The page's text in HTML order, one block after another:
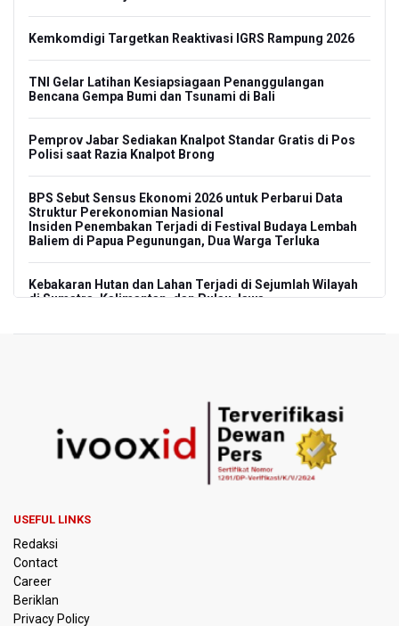
Kemkomdigi Targetkan Reaktivasi IGRS Rampung 2026
TNI Gelar Latihan Kesiapsiagaan Penanggulangan
Bencana Gempa Bumi dan Tsunami di Bali
Pemprov Jabar Sediakan Knalpot Standar Gratis di Pos
Polisi saat Razia Knalpot Brong
BPS Sebut Sensus Ekonomi 2026 untuk Perbarui Data
Struktur Perekonomian Nasional
Insiden Penembakan Terjadi di Festival Budaya Lembah
Baliem di Papua Pegunungan, Dua Warga Terluka
Kebakaran Hutan dan Lahan Terjadi di Sejumlah Wilayah
di Sumatra, Kalimantan, dan Pulau Jawa
SEA V Cup 2026: Timnas Voli Putri Indonesia Kalah 0-3
Lawan Thailand
Xabi Alonso Sebut Dukungan Penggemar Chelsea
Menakjubkan di GBK, Menang Lawan AC Milan 3-0
Adriansyah Harus Buktikan Pidana Asal
Tim 9 Kejagung Periksa Febrie Adransayah sebagai
Tersangka dan Saksi Terkait Kasus TPPU
USEFUL LINKS
Redaksi
Contact
Career
Beriklan
Privacy Policy